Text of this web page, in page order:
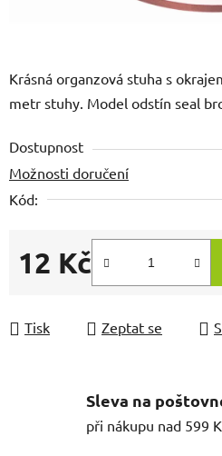
Krásná organzová stuha s
metr stuhy. Model odstín seal
Dostupnost
Možnosti doručení
Kód:
12 Kč
Měrná cena:
Tisk Zeptat se
Sleva na
při nákupu nad 599